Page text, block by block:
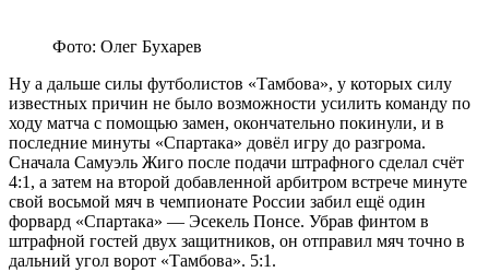
Фото: Олег Бухарев
Ну а дальше силы футболистов «Тамбова», у которых силу
известных причин не было возможности усилить команду по
ходу матча с помощью замен, окончательно покинули, и в
последние минуты «Спартака» довёл игру до разгрома.
Сначала Самуэль Жиго после подачи штрафного сделал счёт
4:1, а затем на второй добавленной арбитром встрече минуте
свой восьмой мяч в чемпионате России забил ещё один
форвард «Спартака» — Эсекель Понсе. Убрав финтом в
штрафной гостей двух защитников, он отправил мяч точно в
дальний угол ворот «Тамбова». 5:1.